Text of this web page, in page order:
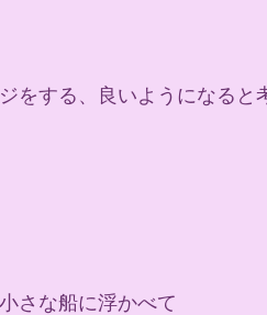
する、良いようになると
さな船に浮かべて